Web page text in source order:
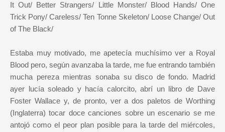
It Out/ Better Strangers/ Little Monster/ Blood Hands/ One
Trick Pony/ Careless/ Ten Tonne Skeleton/ Loose Change/ Out
of The Black/
Estaba muy motivado, me apetecía muchísimo ver a Royal
Blood pero, según avanzaba la tarde, me fue entrando también
mucha pereza mientras sonaba su disco de fondo. Madrid
ayer lucía soleado y hacía calorcito, abrí un libro de Dave
Foster Wallace y, de pronto, ver a dos paletos de Worthing
(Inglaterra) tocar doce canciones sobre un escenario se me
antojó como el peor plan posible para la tarde del miércoles,